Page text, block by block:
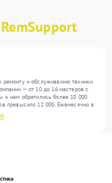
RemSupport
и обслуживанию техники
— от 10 до 16 мастеров с
к нам обратились более 10 000
превысило 12 000. Ежемесячно в
, , . Мы выполняем ремонт
уровень сервиса благодаря